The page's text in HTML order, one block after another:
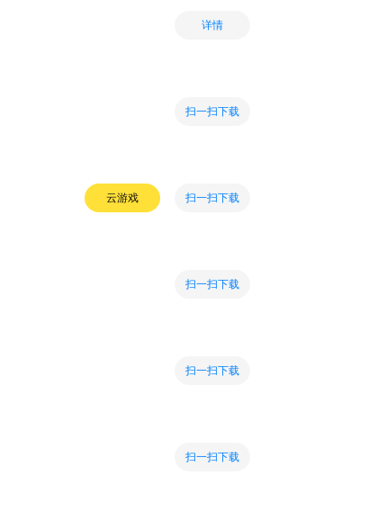
详情
扫一扫下载
云游戏 扫一扫下载
扫一扫下载
扫一扫下载
扫一扫下载